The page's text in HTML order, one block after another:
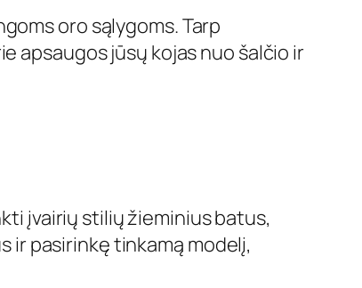
oro sąlygoms. Tarp
apsaugos jūsų kojas nuo šalčio ir
įvairių stilių žieminius batus,
ir pasirinkę tinkamą modelį,